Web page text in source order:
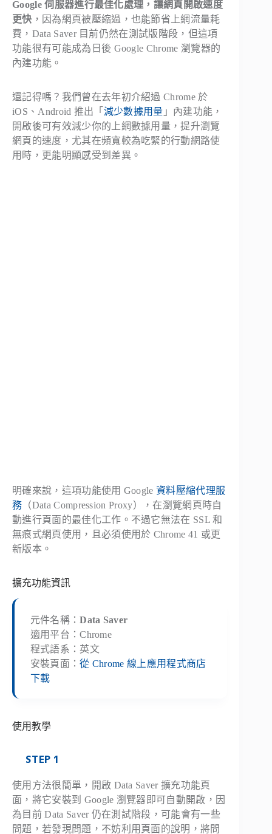
Google 伺服器進行最佳化處理，讓網頁開啟速度
更快 ，因為網頁被壓縮過，也能節省上網流量耗
費，Data Saver 目前仍然在測試版階段，但這項
功能很有可能成為日後 Google Chrome 瀏覽器的
內建功能。
還記得嗎？我們曾在去年初介紹過 Chrome 於
iOS、Android 推出「 減少數據用量 」內建功能，
開啟後可有效減少你的上網數據用量，提升瀏覽
網頁的速度，尤其在頻寬較為吃緊的行動網路使
用時，更能明顯感受到差異。
明確來說，這項功能使用 Google資料壓縮代理服
務 （Data Compression Proxy），在瀏覽網頁時自
動進行頁面的最佳化工作。不過它無法在 SSL 和
無痕式網頁使用，且必須使用於 Chrome 41 或更
新版本。
擴充功能資訊
元件名稱：Data Saver
適用平台：Chrome
程式語系：英文
安裝頁面：從 Chrome 線上應用程式商店
下載
使用教學
STEP 1
使用方法很簡單，開啟 Data Saver 擴充功能頁
面，將它安裝到 Google 瀏覽器即可自動開啟，因
為目前 Data Saver 仍在測試階段，可能會有一些
問題，若發現問題，不妨利用頁面的說明，將問